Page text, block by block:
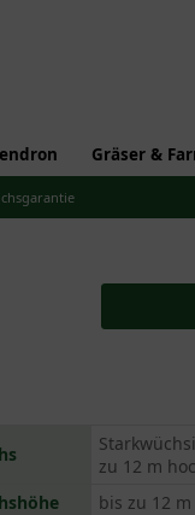
Gräser &
zu 12 m
bis zu 12 m